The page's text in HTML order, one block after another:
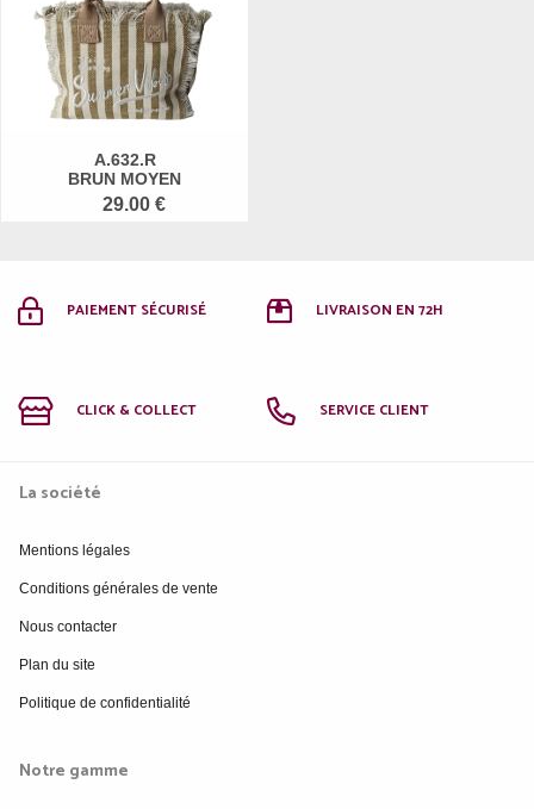
A.632.R
BRUN MOYEN
29.00 €
PAIEMENT SÉCURISÉ LIVRAISON EN 72H
CLICK & COLLECT SERVICE CLIENT
La société
Mentions légales
Conditions générales de vente
Nous contacter
Plan du site
Politique de confidentialité
Notre gamme